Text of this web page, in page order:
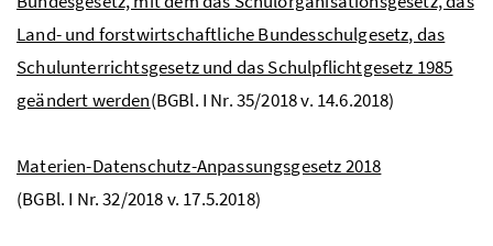
Land- und forstwirtschaftliche Bundesschulgesetz, das
Schulunterrichtsgesetz und das Schulpflichtgesetz 1985
geändert werden(BGBl. I Nr. 35/2018 v. 14.6.2018)
Materien-Datenschutz-Anpassungsgesetz 2018
(BGBl. I Nr. 32/2018 v. 17.5.2018)